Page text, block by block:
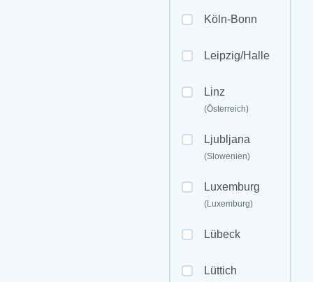
Köln-Bonn
Leipzig/Halle
Linz
(Österreich)
Ljubljana
(Slowenien)
Luxemburg
(Luxemburg)
Lübeck
Lüttich